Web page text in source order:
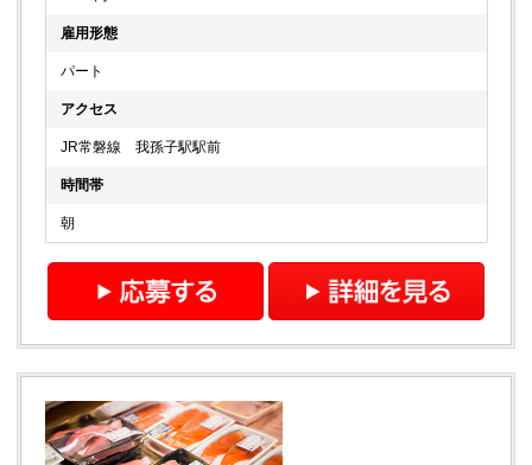
雇用形態
パート
アクセス
JR常磐線 我孫子駅駅前
時間帯
朝